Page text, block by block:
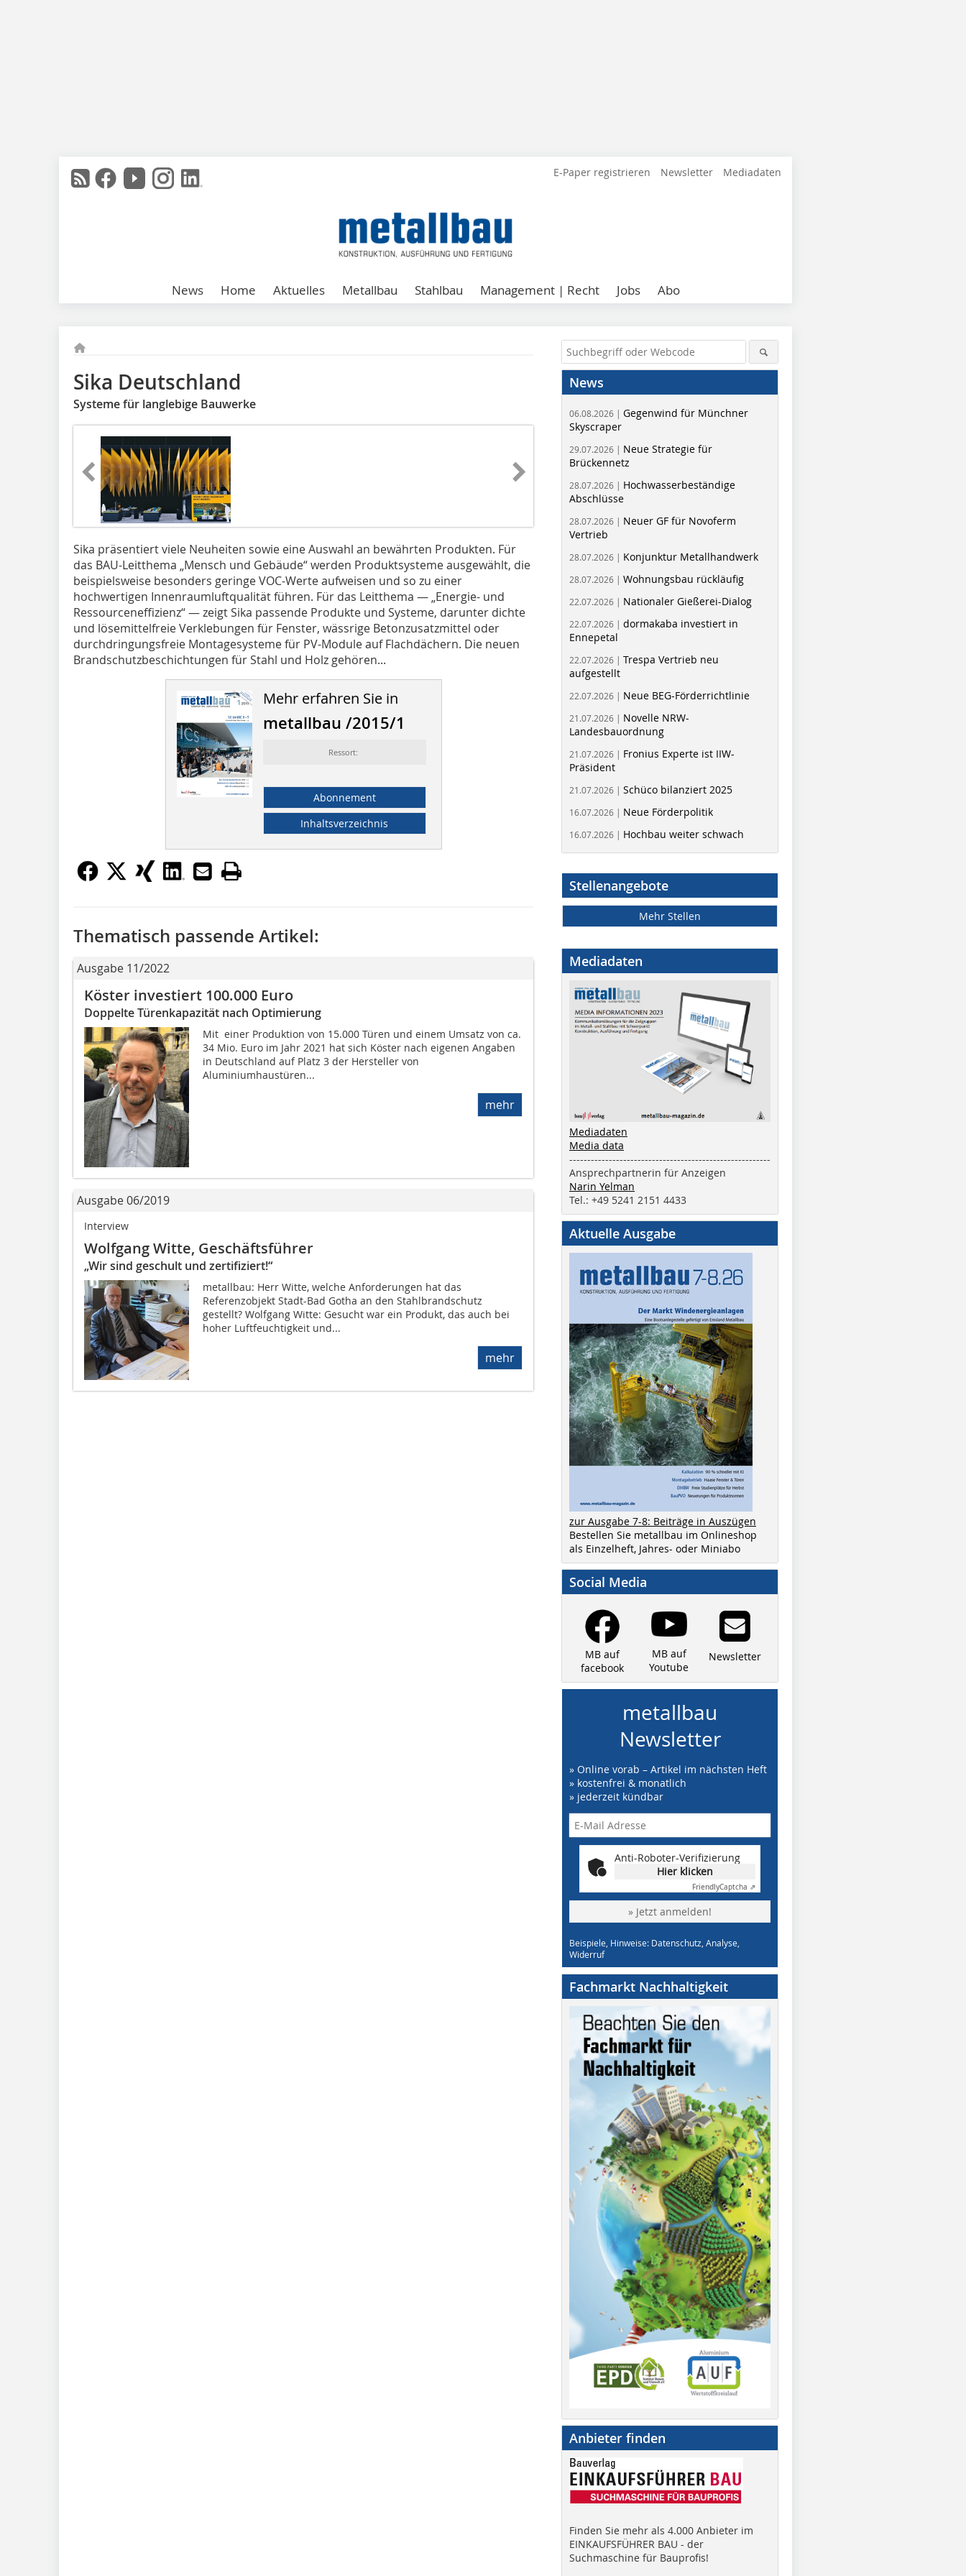
E-Paper registrieren Newsletter Mediadaten
News Home Aktuelles Metallbau Stahlbau Management | Recht Jobs Abo
Sika Deutschland
Systeme für langlebige Bauwerke
Sika präsentiert viele Neuheiten sowie eine Auswahl an bewährten Produkten. Für
das BAU-Leitthema „Mensch und Gebäude“ werden Produktsysteme ausgewählt, die
beispielsweise besonders geringe VOC-Werte aufweisen und so zu einer
hochwertigen Innenraumluftqualität führen. Für das Leitthema — „Energie- und
Ressourceneffizienz“ — zeigt Sika passende Produkte und Systeme, darunter dichte
und lösemittelfreie Verklebungen für Fenster, wässrige Betonzusatzmittel oder
durchdringungsfreie Montagesysteme für PV-Module auf Flachdächern. Die neuen
Brandschutzbeschichtungen für Stahl und Holz gehören...
Mehr erfahren Sie in
metallbau /2015/1
Ressort:
Abonnement
Inhaltsverzeichnis
Thematisch passende Artikel:
Ausgabe 11/2022
Köster investiert 100.000 Euro
Doppelte Türenkapazität nach Optimierung
Mit einer Produktion von 15.000 Türen und einem Umsatz von ca.
34 Mio. Euro im Jahr 2021 hat sich Köster nach eigenen Angaben
in Deutschland auf Platz 3 der Hersteller von
Aluminiumhaustüren...
mehr
Ausgabe 06/2019
Interview
Wolfgang Witte, Geschäftsführer
„Wir sind geschult und zertifiziert!“
metallbau: Herr Witte, welche Anforderungen hat das
Referenzobjekt Stadt-Bad Gotha an den Stahlbrandschutz
gestellt? Wolfgang Witte: Gesucht war ein Produkt, das auch bei
hoher Luftfeuchtigkeit und...
mehr
News
06.08.2026 | Gegenwind für Münchner
Skyscraper
29.07.2026 | Neue Strategie für
Brückennetz
28.07.2026 | Hochwasserbeständige
Abschlüsse
28.07.2026 | Neuer GF für Novoferm
Vertrieb
28.07.2026 | Konjunktur Metallhandwerk
28.07.2026 | Wohnungsbau rückläufig
22.07.2026 | Nationaler Gießerei-Dialog
22.07.2026 | dormakaba investiert in
Ennepetal
22.07.2026 | Trespa Vertrieb neu
aufgestellt
22.07.2026 | Neue BEG-Förderrichtlinie
21.07.2026 | Novelle NRW-
Landesbauordnung
21.07.2026 | Fronius Experte ist IIW-
Präsident
21.07.2026 | Schüco bilanziert 2025
16.07.2026 | Neue Förderpolitik
16.07.2026 | Hochbau weiter schwach
Stellenangebote
Mehr Stellen
Mediadaten
Mediadaten
Media data
--------------------------------------------------------
Ansprechpartnerin für Anzeigen
Narin Yelman
Tel.: +49 5241 2151 4433
Aktuelle Ausgabe
zur Ausgabe 7-8: Beiträge in Auszügen
Bestellen Sie metallbau im Onlineshop
als Einzelheft, Jahres- oder Miniabo
Social Media
MB auf
facebook
MB auf
Youtube
Newsletter
metallbau
Newsletter
» Online vorab – Artikel im nächsten Heft
» kostenfrei & monatlich
» jederzeit kündbar
Anti-Roboter-Verifizierung
Hier klicken
FriendlyCaptcha ⇗
» Jetzt anmelden!
Beispiele, Hinweise: Datenschutz, Analyse,
Widerruf
Fachmarkt Nachhaltigkeit
Anbieter finden
Finden Sie mehr als 4.000 Anbieter im
EINKAUFSFÜHRER BAU - der
Suchmaschine für Bauprofis!